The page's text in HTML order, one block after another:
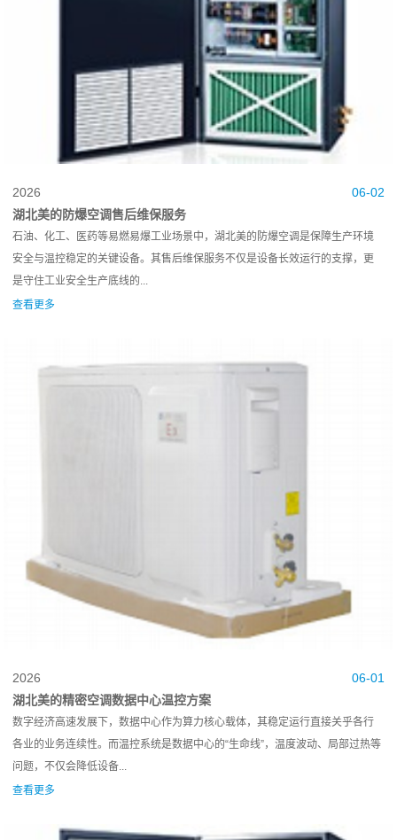
06-02
2026
湖北美的防爆空调售后维保服务
石油、化工、医药等易燃易爆工业场景中，湖北美的防爆空调是保障生产环境
安全与温控稳定的关键设备。其售后维保服务不仅是设备长效运行的支撑，更
是守住工业安全生产底线的...
查看更多
06-01
2026
湖北美的精密空调数据中心温控方案
数字经济高速发展下，数据中心作为算力核心载体，其稳定运行直接关乎各行
各业的业务连续性。而温控系统是数据中心的“生命线”，温度波动、局部过热等
问题，不仅会降低设备...
查看更多